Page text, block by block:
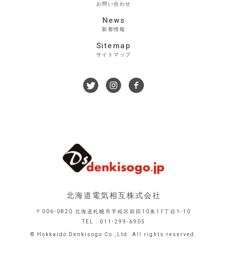
北海道電気相互株式会社
〒006-0820 北海道札幌市手稲区前田10条11丁目1-10
TEL : 011-299-6905
© Hokkaido Denkisogo Co.,Ltd. All rights reserved.
お問い合わせ
News
新着情報
Sitemap
サイトマップ